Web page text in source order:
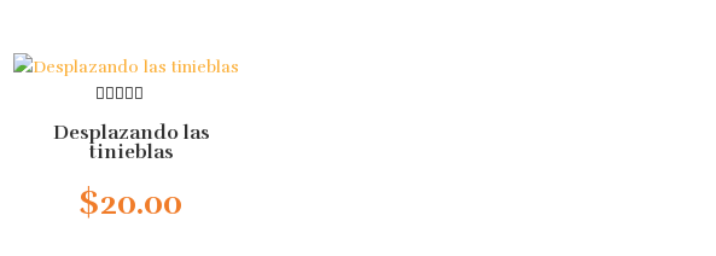
out
of
5
Desplazando las
tinieblas
$20.00
Añadir al carrito